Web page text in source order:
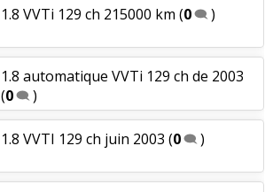
1.8 VVTi 129 ch 215000 km (0 )
1.8 automatique VVTi 129 ch de 2003
(0 )
1.8 VVTI 129 ch juin 2003 (0 )